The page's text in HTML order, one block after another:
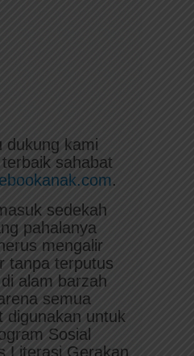
dukung kami
sahabat
.
sedekah
pahalanya
mengalir
tanpa terputus
alam barzah
semua
digunakan untuk
Sosial
Literasi Gerakan